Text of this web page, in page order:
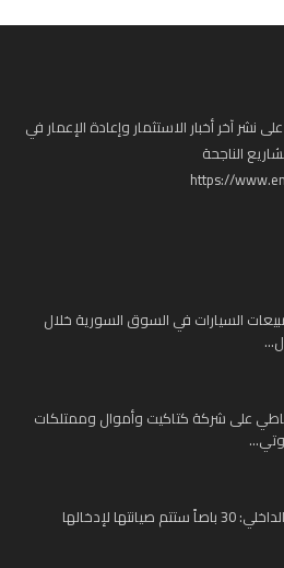
أخبار الاستثمار وإعادة الإعمار في
https://
السيارات في السوق السورية خلال
على شركة كتاكيت وأموال وممتلكات
مدير النقل الداخلي: 30 باصاً ستتم صيانتها لإدخالها